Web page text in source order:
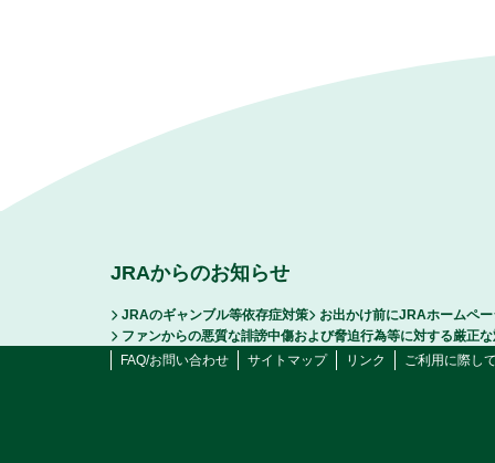
JRAからのお知らせ
JRAのギャンブル等依存症対策
お出かけ前にJRAホームペ
ファンからの悪質な誹謗中傷および脅迫行為等に対する厳正
FAQ/お問い合わせ
サイトマップ リンク ご利用に際し